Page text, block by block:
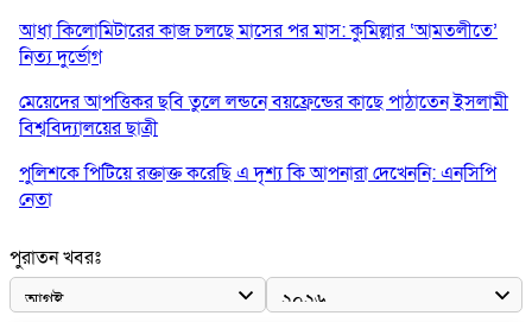
আধা কিলোমিটারের কাজ চলছে মাসের পর মাস: কুমিল্লার ‘আমতলীতে’
নিত্য দুর্ভোগ
মেয়েদের আপত্তিকর ছবি তুলে লন্ডনে বয়ফ্রেন্ডের কাছে পাঠাতেন ইসলামী
বিশ্ববিদ্যালয়ের ছাত্রী
পুলিশকে পিটিয়ে রক্তাক্ত করেছি এ দৃশ্য কি আপনারা দেখেননি: এনসিপি
নেতা
পাঁচ দেশি মাছে মিলল মাইক্রোপ্লাস্টিক, সবচেয়ে বেশি কই মাছে
বাংলাদেশী কর্মীদের আকামা নিয়ে বড় সুখবর দিলো সৌদি সরকার
পুরাতন খবরঃ